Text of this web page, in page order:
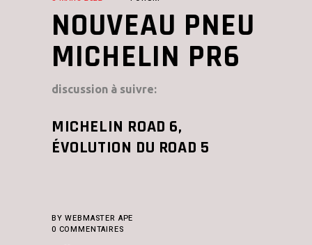
NOUVEAU PNEU
MICHELIN PR6
discussion à suivre:
MICHELIN ROAD 6,
ÉVOLUTION DU ROAD 5
BYWEBMASTER APE
0 COMMENTAIRES